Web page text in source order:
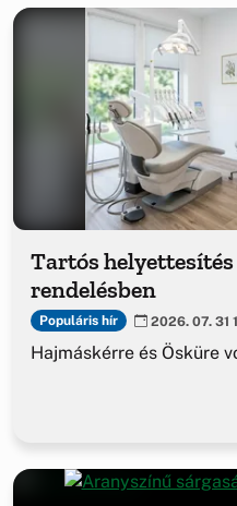
Tartós
rendelésben
Populáris hír 2026. 07. 31
Hajmáskérre és Ösküre